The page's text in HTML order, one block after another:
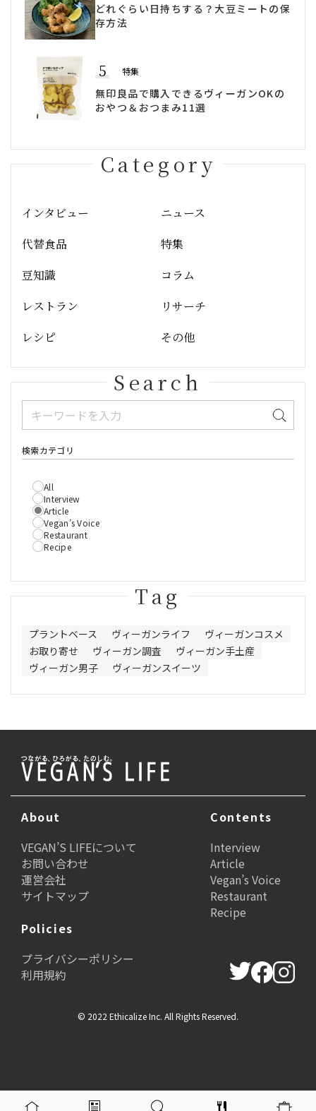
どれぐらい日持ちする？大豆ミートの保
存方法
5 特集
無印良品で購入できるヴィーガンOKの
おやつ＆おつまみ11選
Category
インタビュー
ニュース
代替食品
特集
豆知識
コラム
レストラン
リサーチ
レシピ
その他
Search
検索カテゴリ
All
Interview
Article
Vegan’s Voice
Restaurant
Recipe
Tag
プラントベース ヴィーガンライフ
ヴィーガンコスメ
お取り寄せ
ヴィーガン調査
ヴィーガン手土産
ヴィーガン男子
ヴィーガンスイーツ
About
VEGAN’S LIFEについて
お問い合わせ
運営会社
サイトマップ
Contents
Interview
Article
Vegan’s Voice
Restaurant
Recipe
Policies
プライバシーポリシー
利用規約
© 2022 Ethicalize Inc. All Rights Reserved.